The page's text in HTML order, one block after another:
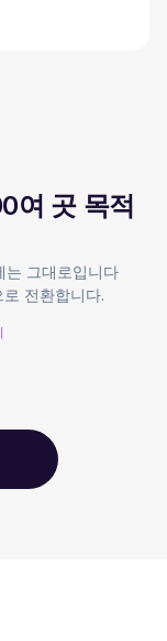
여 곳 목적
는 그대로입니다
전환합니다.